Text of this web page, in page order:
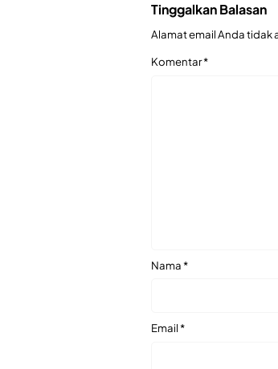
Tinggalkan Balasan
Alamat email Anda tidak
Komentar*
Nama*
Email*